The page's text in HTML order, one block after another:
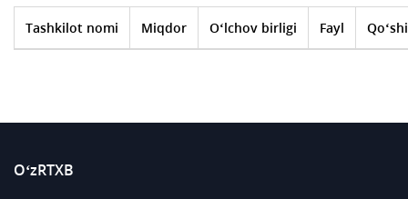
Tashkilot nomi Miqdor O‘lchov birligi Fayl
O‘zRTXB